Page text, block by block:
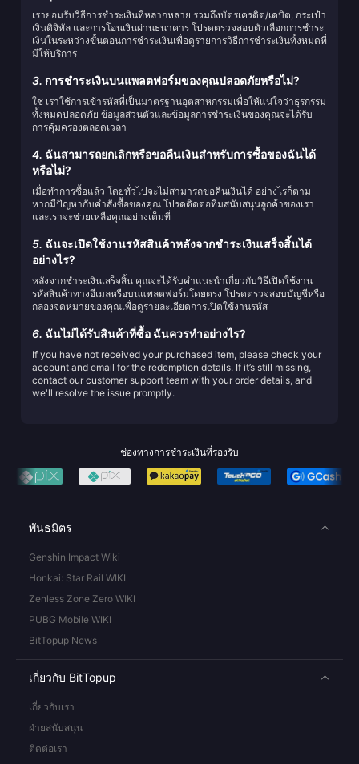
เรายอมรับวิธีการชำระเงินที่หลากหลาย รวมถึงบัตรเครดิต/เดบิต, กระเป๋า
เงินดิจิทัล และการโอนเงินผ่านธนาคาร โปรดตรวจสอบตัวเลือกการชำระ
เงินในระหว่างขั้นตอนการชำระเงินเพื่อดูรายการวิธีการชำระเงินทั้งหมดที่
มีให้บริการ
3. การชำระเงินบนแพลตฟอร์มของคุณปลอดภัยหรือไม่?
ใช่ เราใช้การเข้ารหัสที่เป็นมาตรฐานอุตสาหกรรมเพื่อให้แน่ใจว่าธุรกรรม
ทั้งหมดปลอดภัย ข้อมูลส่วนตัวและข้อมูลการชำระเงินของคุณจะได้รับ
การคุ้มครองตลอดเวลา
4. ฉันสามารถยกเลิกหรือขอคืนเงินสำหรับการซื้อของฉันได้
หรือไม่?
เมื่อทำการซื้อแล้ว โดยทั่วไปจะไม่สามารถขอคืนเงินได้ อย่างไรก็ตาม
หากมีปัญหากับคำสั่งซื้อของคุณ โปรดติดต่อทีมสนับสนุนลูกค้าของเรา
และเราจะช่วยเหลือคุณอย่างเต็มที่
5. ฉันจะเปิดใช้งานรหัสสินค้าหลังจากชำระเงินเสร็จสิ้นได้
อย่างไร?
หลังจากชำระเงินเสร็จสิ้น คุณจะได้รับคำแนะนำเกี่ยวกับวิธีเปิดใช้งาน
รหัสสินค้าทางอีเมลหรือบนแพลตฟอร์มโดยตรง โปรดตรวจสอบบัญชีหรือ
กล่องจดหมายของคุณเพื่อดูรายละเอียดการเปิดใช้งานรหัส
6. ฉันไม่ได้รับสินค้าที่ซื้อ ฉันควรทำอย่างไร?
If you have not received your purchased item, please check your
account and email for the redemption details. If it’s still missing,
contact our customer support team with your order details, and
we'll resolve the issue promptly.
ช่องทางการชำระเงินที่รองรับ
พันธมิตร
Genshin Impact Wiki
Honkai: Star Rail WIKI
Zenless Zone Zero WIKI
PUBG Mobile WIKI
BitTopup News
เกี่ยวกับ BitTopup
เกี่ยวกับเรา
ฝ่ายสนับสนุน
ติดต่อเรา